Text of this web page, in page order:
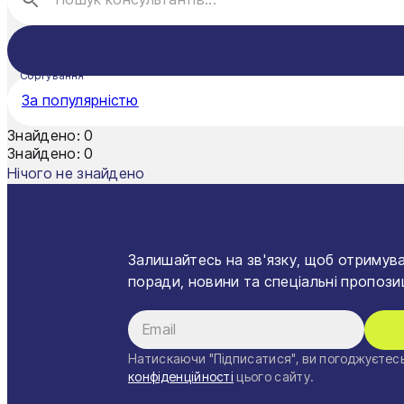
Суми
Тернопіль
Ужгород
Умань
Сортування
За популярністю
Знайдено: 0
Знайдено: 0
Нічого не знайдено
Залишайтесь на зв'язку, щоб
поради, новини та спеціальні
Натискаючи "Підписатися", ви
конфіденційності цього сайту.